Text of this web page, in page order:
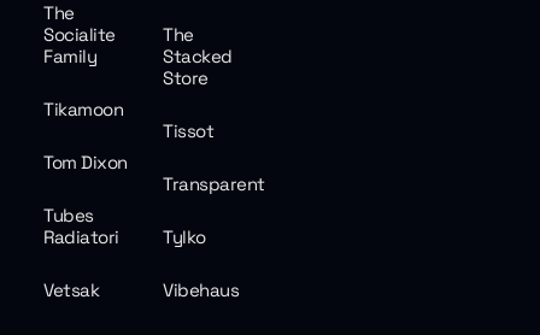
The
Socialite
Family
The
Stacked
Store
Tikamoon
Tissot
Tom Dixon
Transparent
Tubes
Radiatori
Tylko
Vetsak Vibehaus